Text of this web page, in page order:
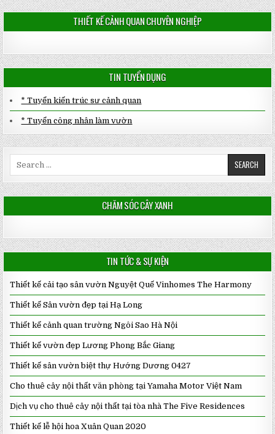
THIẾT KẾ CẢNH QUAN CHUYÊN NGHIỆP
TIN TUYỂN DỤNG
* Tuyển kiến trúc sư cảnh quan
* Tuyển công nhân làm vườn
CHĂM SÓC CÂY XANH
TIN TỨC & SỰ KIỆN
Thiết kế cải tạo sân vườn Nguyệt Quế Vinhomes The Harmony
Thiết kế Sân vườn đẹp tại Hạ Long
Thiết kế cảnh quan trường Ngôi Sao Hà Nội
Thiết kế vườn đẹp Lương Phong Bắc Giang
Thiết kế sân vườn biệt thự Hướng Dương 0427
Cho thuê cây nội thất văn phòng tại Yamaha Motor Việt Nam
Dịch vụ cho thuê cây nội thất tại tòa nhà The Five Residences
Thiết kế lễ hội hoa Xuân Quan 2020